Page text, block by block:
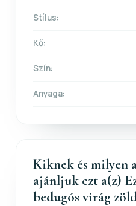
Stílus:
Kő:
Szín:
Anyaga:
Kiknek és milyen
ajánljuk ezt a(z)
bedugós virág